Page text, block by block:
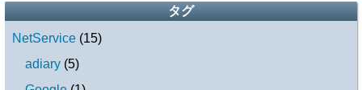
タグ
NetService (15)
adiary (5)